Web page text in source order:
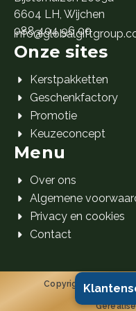
6604 LH, Wijchen
088 404 96 00
Onze sites
Kerstpakketten
Geschenkfactory
Promotie
Keuzeconcept
Menu
Over ons
Algemene
Privacy en cookies
Contact
Copyright 2026